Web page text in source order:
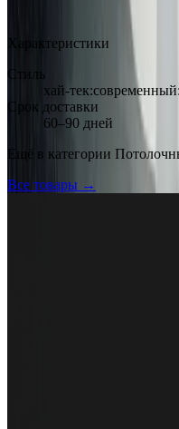
Добавлено:
Характеристики
Стиль
хай-
Срок доставки
60–90 дней
Ещё в категории
Все товары →